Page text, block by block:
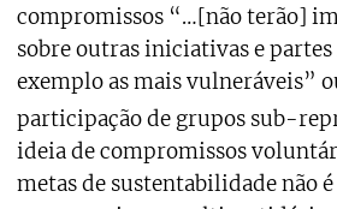
compromissos “…[não terão]
sobre outras iniciativas e
exemplo as mais vulneráveis”
participação de grupos sub-
ideia de compromissos
metas de sustentabilidade não